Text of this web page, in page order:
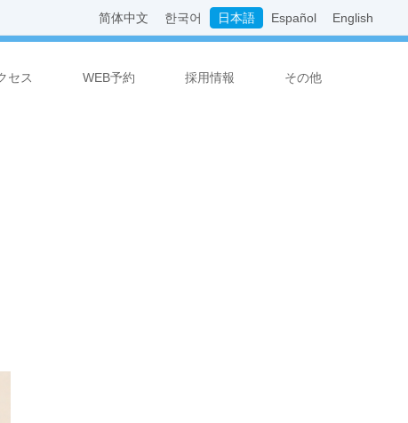
简体中文 한국어 日本語 Español English
セス WEB予約 採用情報 その他